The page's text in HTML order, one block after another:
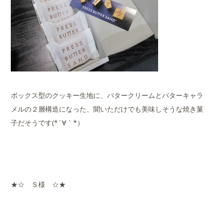
ボックス型のクッキー生地に、バタークリームとバターキャラ
メルの２層構造になった、聞いただけでも美味しそうな焼き菓
子だそうです(*´∀｀*）
★☆ Ｓ様 ☆★